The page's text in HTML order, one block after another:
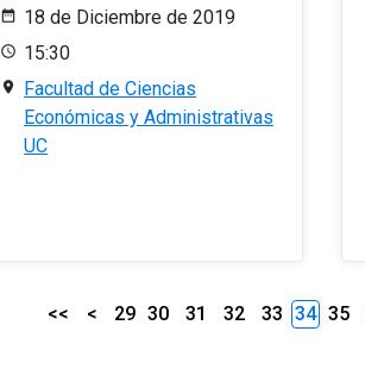
18 de Diciembre de 2019
15:30
Facultad de Ciencias
Económicas y Administrativas
UC
<< < 29 30 31 32 33 34 35